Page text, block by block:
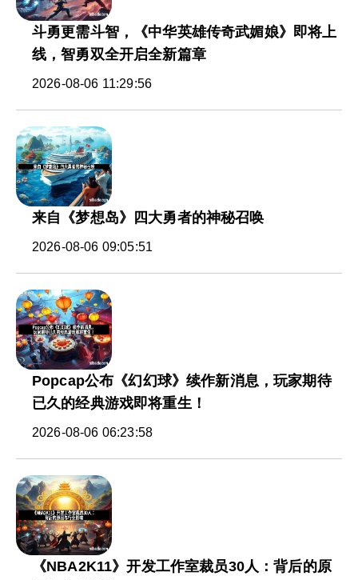
斗勇更需斗智，《中华英雄传奇武媚娘》即将上
线，智勇双全开启全新篇章
2026-08-06 11:29:56
来自《梦想岛》四大勇者的神秘召唤
2026-08-06 09:05:51
Popcap公布《幻幻球》续作新消息，玩家期待
已久的经典游戏即将重生！
2026-08-06 06:23:58
《NBA2K11》开发工作室裁员30人：背后的原